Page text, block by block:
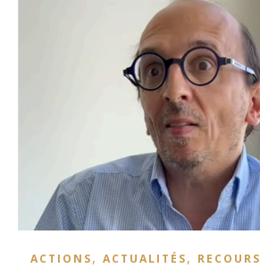
ACTIONS, ACTUALITÉS, RECOURS